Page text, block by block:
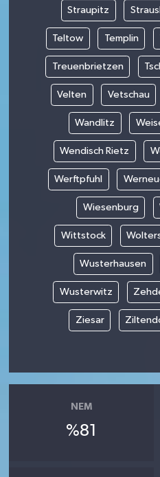
Straupitz
Teltow Templin
Treuenbrietzen
Velten Vetschau
Wandlitz
Wendisch Rietz
Werftpfuhl
Wiesenburg
Wittstock
Wusterhausen
Wusterwitz
Ziesar
NEM
%81